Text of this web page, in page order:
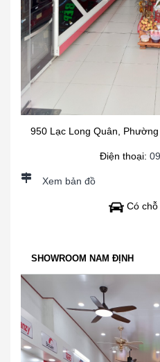
950 Lạc Long Quân,
Điện thoại:
Xem bản đồ
Có
SHOWROOM NAM ĐỊNH